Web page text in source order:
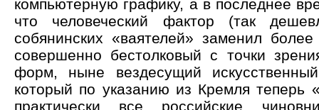
компьютерную графику, а в последнее
что человеческий фактор (так
собянинских «ваятелей» заменил
совершенно бестолковый с точки
форм, ныне вездесущий
который по указанию из Кремля теперь
практически все российские